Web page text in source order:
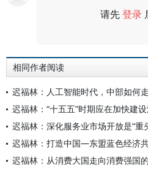
请先登录
相同作者阅读
迟福林：人工智能时代，中部如何
迟福林：“十五五”时期应在加快建
迟福林：深化服务业市场开放是“重
迟福林：打造中国—东盟蓝色经济
迟福林：从消费大国走向消费强国